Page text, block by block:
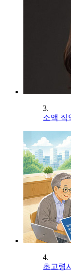
3.
소액 직
4.
초고령